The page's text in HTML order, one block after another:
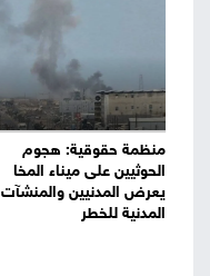
منظمة حقوقية: هجوم
الحوثيين على ميناء المخا
يعرض المدنيين والمنشآت
المدنية للخطر